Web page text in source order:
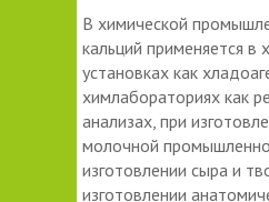
В химической
кальций применяется в
установках как
химлабораториях как
анализах, при
молочной
изготовлении сыра и
изготовлении